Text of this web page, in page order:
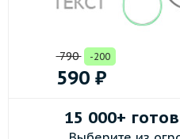
790 -200
590 ₽
15 000+